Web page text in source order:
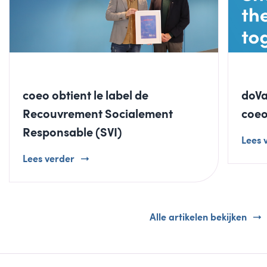
coeo obtient le label de
Recouvrement Socialement
Responsable (SVI)
Lees verder
Lees
Alle artikelen bekijken